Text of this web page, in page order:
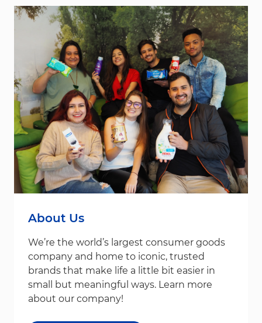
About Us
We’re the world’s largest consumer goods
company and home to iconic, trusted
brands that make life a little bit easier in
small but meaningful ways. Learn more
about our company!